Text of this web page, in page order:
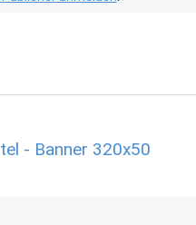
- Banner 320x50